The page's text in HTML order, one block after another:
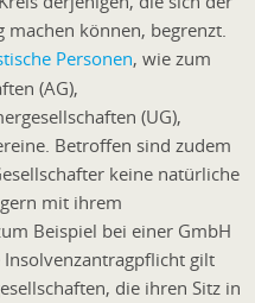
machen können, begrenzt.
Personen, wie zum
(AG),
(UG),
Betroffen sind zudem
keine natürliche
mit ihrem
Beispiel bei einer GmbH
Insolvenzantragpflicht gilt
die ihren Sitz in